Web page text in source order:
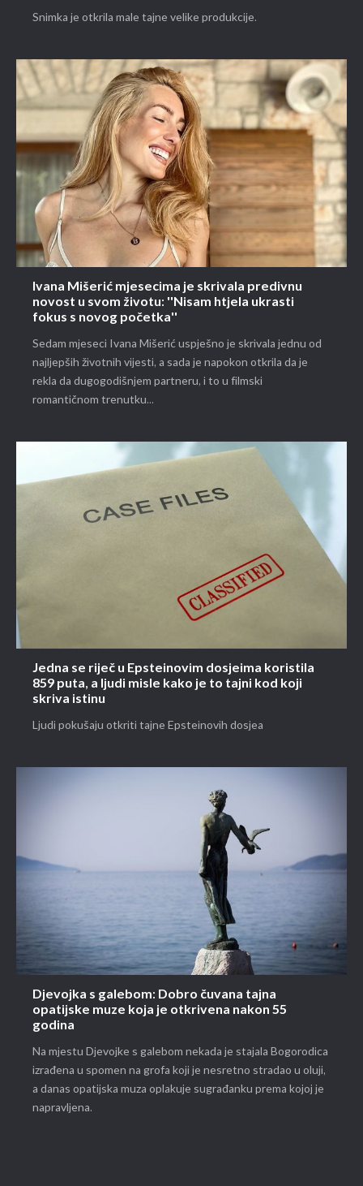
Snimka je otkrila male tajne velike produkcije.
Ivana Mišerić mjesecima je skrivala predivnu
novost u svom životu: ''Nisam htjela ukrasti
fokus s novog početka''
Sedam mjeseci Ivana Mišerić uspješno je skrivala jednu od
najljepših životnih vijesti, a sada je napokon otkrila da je
rekla da dugogodišnjem partneru, i to u filmski
romantičnom trenutku...
Jedna se riječ u Epsteinovim dosjeima koristila
859 puta, a ljudi misle kako je to tajni kod koji
skriva istinu
Ljudi pokušaju otkriti tajne Epsteinovih dosjea
Djevojka s galebom: Dobro čuvana tajna
opatijske muze koja je otkrivena nakon 55
godina
Na mjestu Djevojke s galebom nekada je stajala Bogorodica
izrađena u spomen na grofa koji je nesretno stradao u oluji,
a danas opatijska muza oplakuje sugrađanku prema kojoj je
napravljena.